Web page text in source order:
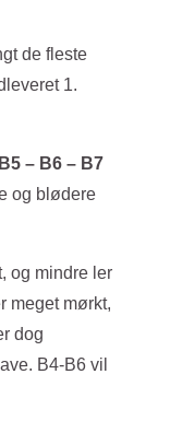
de fleste
1.
– B6 – B7
og blødere
og mindre ler
meget mørkt,
dog
B4-B6 vil